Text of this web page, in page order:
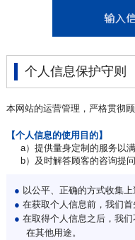
个人信息保护守则
本网站的运营管理，严格贯彻
【个人信息的使用目的】
a）提供量身定制的服务以
b）及时解答顾客的咨询提问
● 以公平、正确的方式收集上
● 在获取个人信息前，我们首
● 在取得个人信息之后，我
在其他用途。